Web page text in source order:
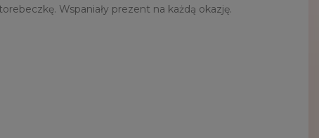
Wspaniały prezent na każdą okazję.